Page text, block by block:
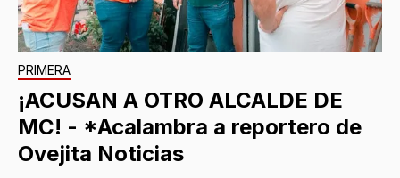
PRIMERA
¡ACUSAN A OTRO ALCALDE DE
MC! - *Acalambra a reportero de
Ovejita Noticias